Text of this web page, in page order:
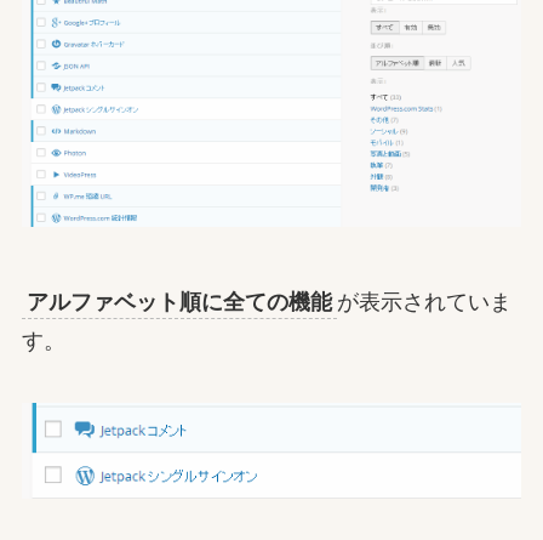
アルファベット順に全ての機能 が表示されていま
す。